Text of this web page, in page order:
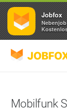
JOBFOX
Mobilfunk
Jobfox